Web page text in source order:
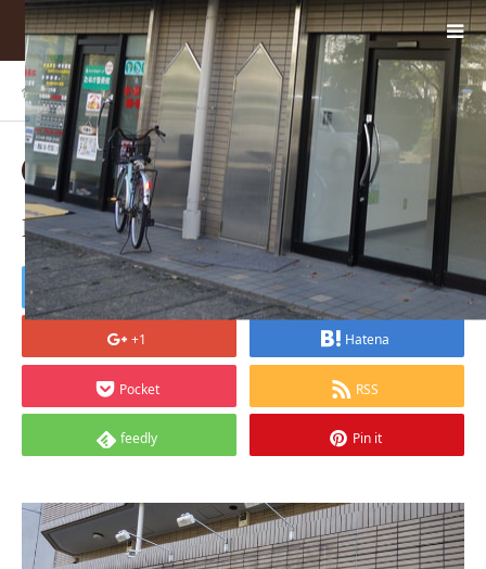
ホームBLOG DSC06762
2018.01.12
DSC06762
Tweet Share
+1 Hatena
Pocket RSS
feedly Pin it